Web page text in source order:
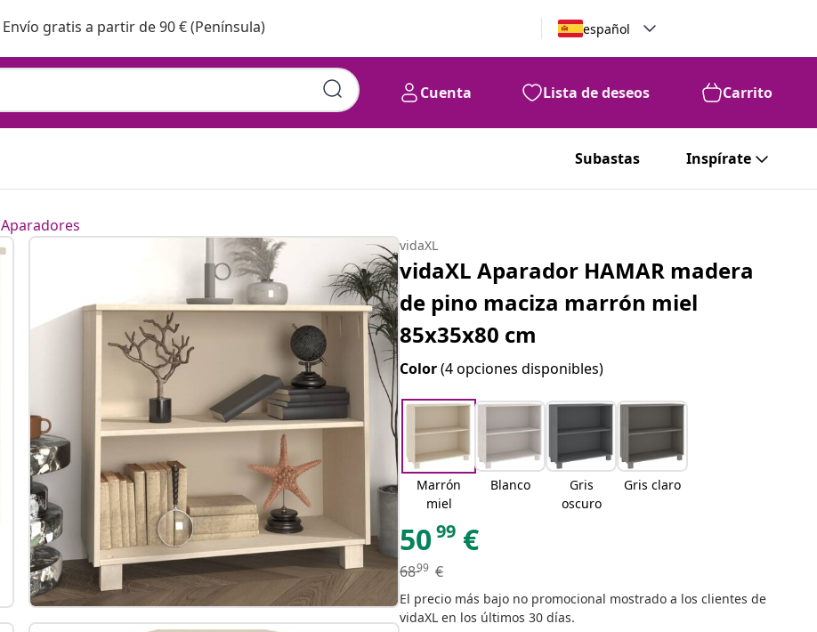
Envío gratis a partir de 90 € (Península) español
Cuenta Lista de deseos Carrito
Subastas Inspírate
Aparadores
vidaXL
vidaXL Aparador HAMAR madera
de pino maciza marrón miel
85x35x80 cm
Color(4 opciones disponibles)
Marrón
miel
Blanco
Gris
oscuro
Gris claro
5099 €
6899 €
El precio más bajo no promocional mostrado a los clientes de
vidaXL en los últimos 30 días.